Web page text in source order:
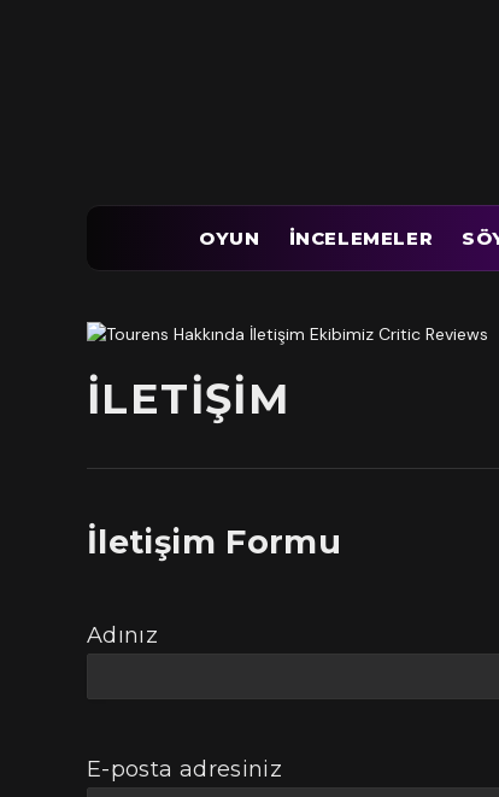
OYUN İNCELEMELER
İLETIŞIM
İletişim Formu
Adınız
E-posta adresiniz